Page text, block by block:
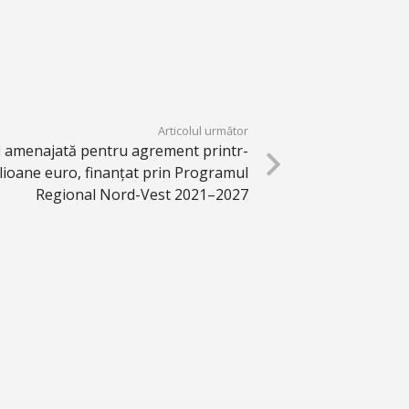
Articolul următor
amenajată pentru agrement printr-
euro, finanțat prin Programul
Regional Nord-Vest 2021–2027